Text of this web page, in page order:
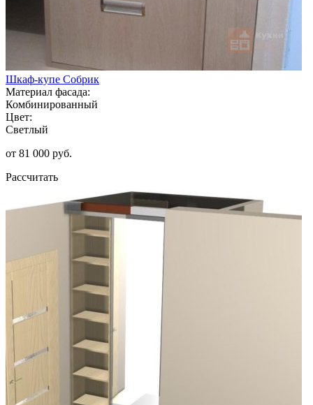
Шкаф-купе Собрик
Материал фасада:
Комбинированный
Цвет:
Светлый
от 81 000 руб.
Рассчитать